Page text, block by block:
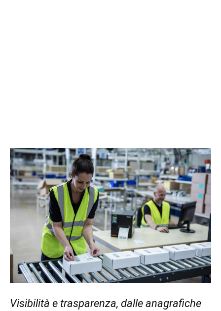
Visibilità e trasparenza, dalle anagrafiche